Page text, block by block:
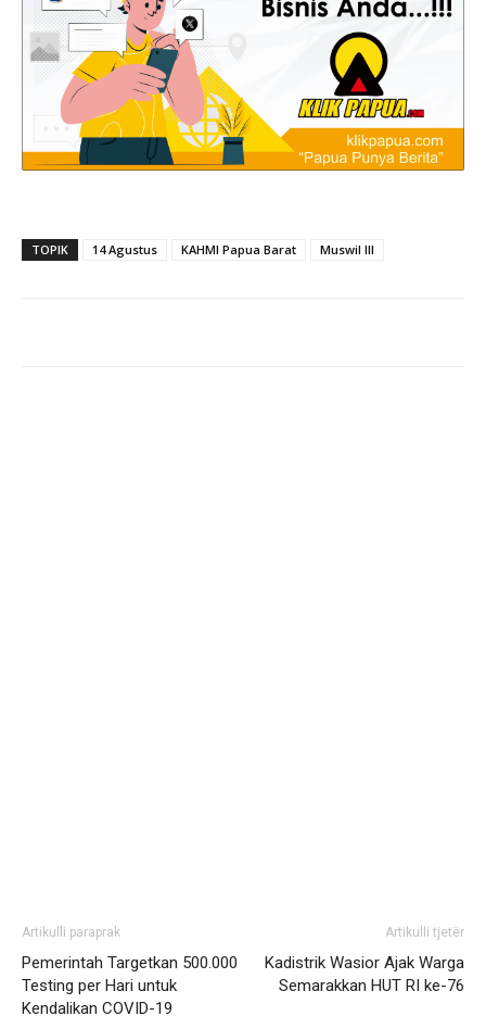
TOPIK 14 Agustus KAHMI Papua Barat Muswil III
Artikulli paraprak
Pemerintah Targetkan 500.000
Testing per Hari untuk
Kendalikan COVID-19
Artikulli tjetër
Kadistrik Wasior Ajak Warga
Semarakkan HUT RI ke-76